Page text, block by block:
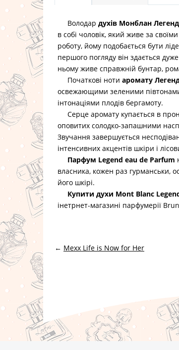
Володар духів Монблан
в собі чоловік, який живе за
роботу, йому подобається бути
першого погляду він здається
ньому живе справжній бунтар,
Початкові ноти аромату
освежающими зеленими
інтонаціями плодів бергамоту.
Серце аромату купається в
оповитих солодко-запашними
Звучання завершується
інтенсивних акцентів шкіри і
Парфум Legend eau de Parfum
власника, кожен раз гурманськи,
його шкірі.
Купити духи Mont Blanc
інетрнет-магазині парфумерії
← Mexx Life is Now for Her